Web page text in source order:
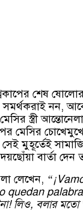
শেষ
সমর্থকরাই নন,
স্ত্রী
মেসির
মুহূর্তেই
বার্তা দেন
লেখেন,
quedan
লিও, বলার